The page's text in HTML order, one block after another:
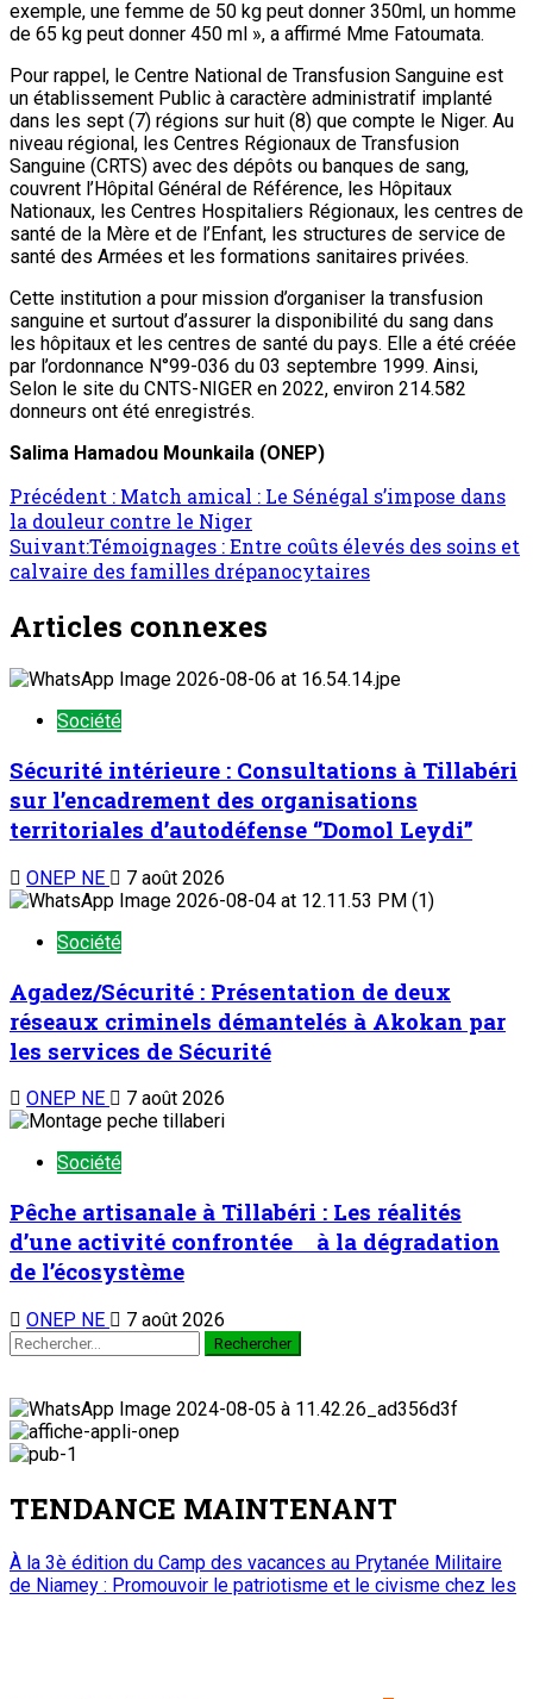
exemple, une femme de 50 kg peut donner 350ml, un homme
de 65 kg peut donner 450 ml », a affirmé Mme Fatoumata.
Pour rappel, le Centre National de Transfusion Sanguine est
un établissement Public à caractère administratif implanté
dans les sept (7) régions sur huit (8) que compte le Niger. Au
niveau régional, les Centres Régionaux de Transfusion
Sanguine (CRTS) avec des dépôts ou banques de sang,
couvrent l’Hôpital Général de Référence, les Hôpitaux
Nationaux, les Centres Hospitaliers Régionaux, les centres de
santé de la Mère et de l’Enfant, les structures de service de
santé des Armées et les formations sanitaires privées.
Cette institution a pour mission d’organiser la transfusion
sanguine et surtout d’assurer la disponibilité du sang dans
les hôpitaux et les centres de santé du pays. Elle a été créée
par l’ordonnance N°99-036 du 03 septembre 1999. Ainsi,
Selon le site du CNTS-NIGER en 2022, environ 214.582
donneurs ont été enregistrés.
Salima Hamadou Mounkaila (ONEP)
Précédent : Match amical : Le Sénégal s’impose dans
la douleur contre le Niger
Suivant:Témoignages : Entre coûts élevés des soins et
calvaire des familles drépanocytaires
Articles connexes
Société
Sécurité intérieure : Consultations à Tillabéri
sur l’encadrement des organisations
territoriales d’autodéfense ‘’Domol Leydi’’
ONEP NE 7 août 2026
Société
Agadez/Sécurité : Présentation de deux
réseaux criminels démantelés à Akokan par
les services de Sécurité
ONEP NE 7 août 2026
Société
Pêche artisanale à Tillabéri : Les réalités
d’une activité confrontée à la dégradation
de l’écosystème
ONEP NE 7 août 2026
TENDANCE MAINTENANT
À la 3è édition du Camp des vacances au Prytanée Militaire
de Niamey : Promouvoir le patriotisme et le civisme chez les